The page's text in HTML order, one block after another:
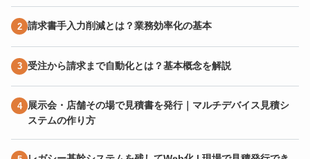
請求書手入力削減とは？業務効率化の基本
受注から請求まで自動化とは？基本概念を解説
展示会・店舗その場で見積書を発行｜マルチデバイス見積シ
ステムの作り方